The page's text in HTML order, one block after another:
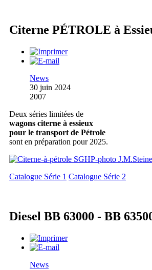
Citerne PÉTROLE à
News
30 juin 2024
2007
Deux séries limitées de
wagons citerne à essieux
pour le transport de Pétrole
sont en préparation pour 2025.
Catalogue Série 1 Catalogue Série 2
Diesel BB 63000 - BB
News